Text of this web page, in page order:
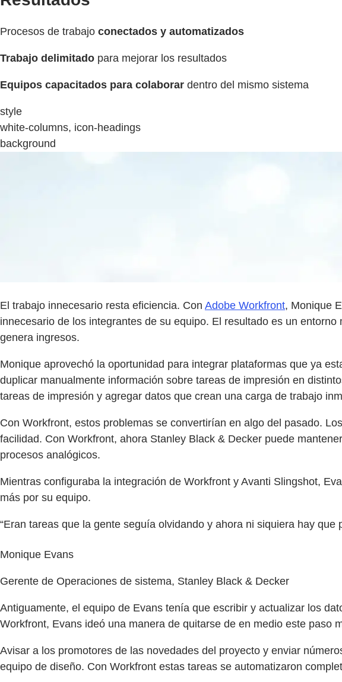
Procesos de trabajo conectados y automatizados
Trabajo delimitado para mejorar los resultados
Equipos capacitados para colaborar dentro del mismo sistema
style
white-columns, icon-headings
background
El trabajo innecesario resta eficiencia. Con Adobe Workfront, Monique
innecesario de los integrantes de su equipo. El resultado es un
genera ingresos.
Monique aprovechó la oportunidad para integrar plataformas que ya
duplicar manualmente información sobre tareas de impresión en
tareas de impresión y agregar datos que crean una carga de trabajo
Con Workfront, estos problemas se convertirían en algo del pasado.
facilidad. Con Workfront, ahora Stanley Black & Decker puede
procesos analógicos.
Mientras configuraba la integración de Workfront y Avanti Slingshot,
más por su equipo.
“Eran tareas que la gente seguía olvidando y ahora ni siquiera hay
Monique Evans
Gerente de Operaciones de sistema, Stanley Black & Decker
Antiguamente, el equipo de Evans tenía que escribir y actualizar los
Workfront, Evans ideó una manera de quitarse de en medio este paso
Avisar a los promotores de las novedades del proyecto y enviar
equipo de diseño. Con Workfront estas tareas se automatizaron